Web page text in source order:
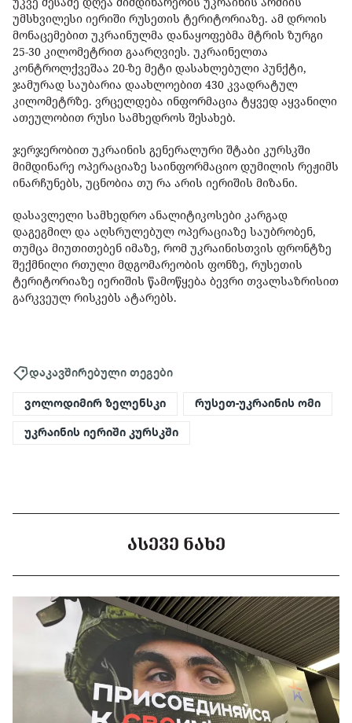
უმსხვილესი იერიში რუსეთის ტერიტორიაზე. ამ დროის
მონაცემებით უკრაინულმა დანაყოფებმა მტრის ზურგი
25-30 კილომეტრით გაარღვიეს. უკრაინელთა
კონტროლქვეშაა 20-ზე მეტი დასახლებული პუნქტი,
ჯამურად საუბარია დაახლოებით 430 კვადრატულ
კილომეტრზე. ვრცელდება ინფორმაცია ტყვედ აყვანილი
ათეულობით რუსი სამხედროს შესახებ.
ჯერჯერობით უკრაინის გენერალური შტაბი კურსკში
მიმდინარე ოპერაციაზე საინფორმაციო დუმილის რეჟიმს
ინარჩუნებს, უცნობია თუ რა არის იერიშის მიზანი.
დასავლელი სამხედრო ანალიტიკოსები კარგად
დაგეგმილ და აღსრულებულ ოპერაციაზე საუბრობენ,
თუმცა მიუთითებენ იმაზე, რომ უკრაინისთვის ფრონტზე
შექმნილი რთული მდგომარეობის ფონზე, რუსეთის
ტერიტორიაზე იერიშის წამოწყება ბევრი თვალსაზრისით
გარკვეულ რისკებს ატარებს.
დაკავშირებული თეგები
ვოლოდიმირ ზელენსკი რუსეთ-უკრაინის ომი
უკრაინის იერიში კურსკში
ᲐᲡᲔᲕᲔ ᲜᲐᲮᲔ